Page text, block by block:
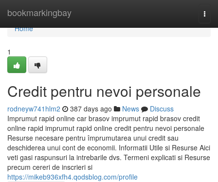
bookmarkingbay
Home
Home
1
Credit pentru nevoi personale
rodneyw741hlm2 387 days ago News
Discuss
Imprumut rapid online car brasov imprumut rapid brasov credit
online rapid imprumut rapid online credit pentru nevoi personale
Resurse necesare pentru împrumutarea unui credit sau
deschiderea unui cont de economii. Informatii Utile si Resurse Aici
veti gasi raspunsuri la intrebarile dvs. Termeni explicati si Resurse
precum cereri de inscrieri si
https://mikeb936xfh4.qodsblog.com/profile